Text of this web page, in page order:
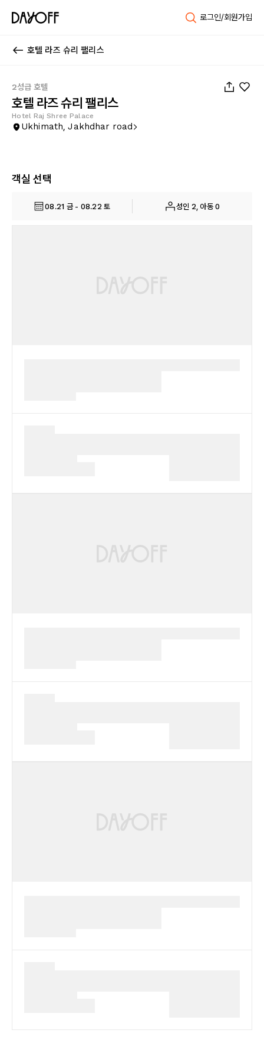
로그인/회원가입
호텔 라즈 슈리 팰리스
2성급 호텔
호텔 라즈 슈리 팰리스
Hotel Raj Shree Palace
Ukhimath, Jakhdhar road
객실 선택
08.21 금 - 08.22 토 성인 2, 아동 0